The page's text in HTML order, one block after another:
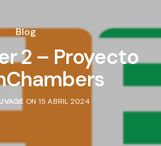
Blog
2 – Proyecto
ON 15 ABRIL 2024